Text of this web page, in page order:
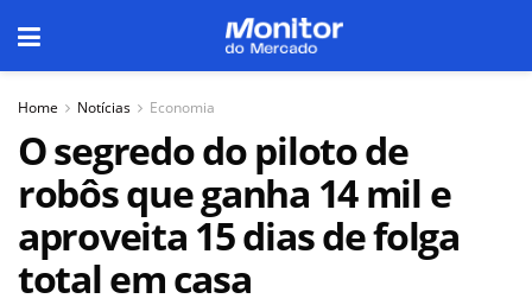
Home Notícias Economia
O segredo do piloto de
robôs que ganha 14 mil e
aproveita 15 dias de folga
total em casa